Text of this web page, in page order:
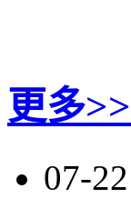
更多>>
07-22